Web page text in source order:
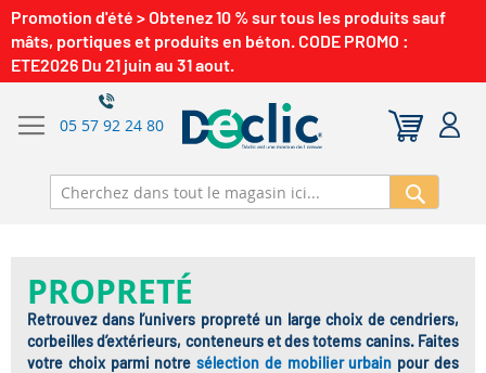
Promotion d'été > Obtenez 10 % sur tous les produits sauf
mâts, portiques et produits en béton. CODE PROMO :
ETE2026 Du 21 juin au 31 aout.
05 57 92 24 80
PROPRETÉ
Retrouvez dans l’univers propreté un large choix de cendriers,
corbeilles d’extérieurs, conteneurs et des totems canins. Faites
votre choix parmi notresélection de mobilier urbain pour des